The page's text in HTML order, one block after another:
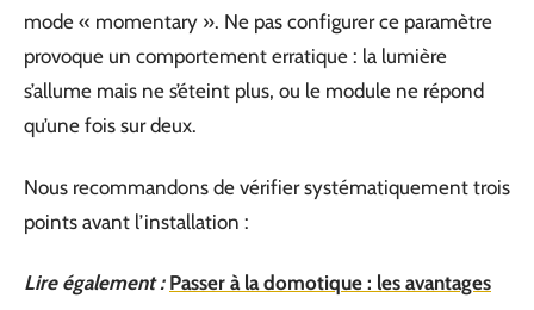
mode « momentary ». Ne pas configurer ce paramètre
provoque un comportement erratique : la lumière
s’allume mais ne s’éteint plus, ou le module ne répond
qu’une fois sur deux.
Nous recommandons de vérifier systématiquement trois
points avant l’installation :
Lire également : Passer à la domotique : les avantages